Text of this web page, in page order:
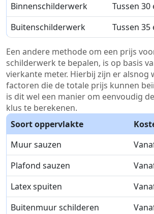
Binnenschilderwerk
Tussen 30
Buitenschilderwerk
Tussen 35
Een andere methode om een prijs
schilderwerk te bepalen, is op basis
vierkante meter. Hierbij zijn er alsnog
factoren die de totale prijs kunnen
is dit wel een manier om eenvoudig
klus te berekenen.
Soort oppervlakte
Muur sauzen
Plafond sauzen
Latex spuiten
Buitenmuur schilderen